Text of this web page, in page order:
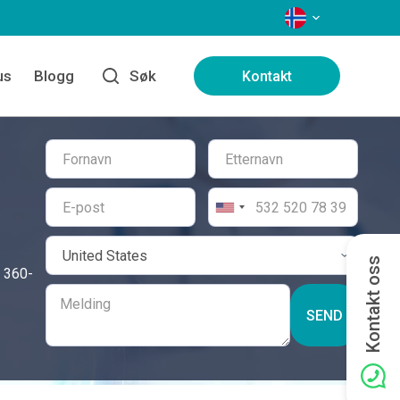
SPRÅK
Blogg Søk Kontakt
360-
SEND Kontakt oss